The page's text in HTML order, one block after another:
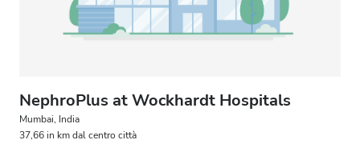
NephroPlus at Wockhardt Hospitals
Mumbai, India
37,66 in km dal centro città